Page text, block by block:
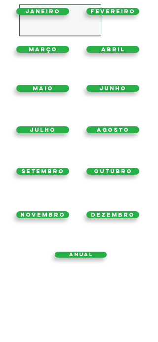
Anual
Janeiro Fevereiro
Março Abril
Maio Junho
Julho Agosto
Setembro Outubro
Novembro Dezembro